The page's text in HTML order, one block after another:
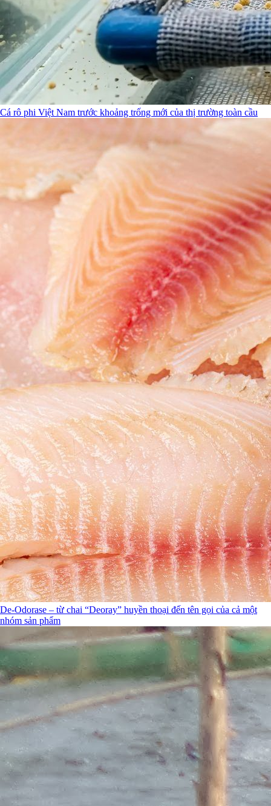
Cá rô phi Việt Nam trước khoảng trống mới của thị trường toàn cầu
De-Odorase – từ chai “Deoray” huyền thoại đến tên gọi của cả một
nhóm sản phẩm